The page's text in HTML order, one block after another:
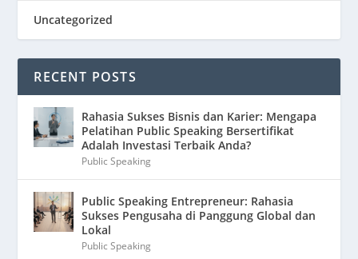
Uncategorized
RECENT POSTS
Rahasia Sukses Bisnis dan Karier: Mengapa
Pelatihan Public Speaking Bersertifikat
Adalah Investasi Terbaik Anda?
Public Speaking
Public Speaking Entrepreneur: Rahasia
Sukses Pengusaha di Panggung Global dan
Lokal
Public Speaking